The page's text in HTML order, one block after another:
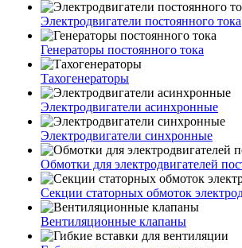
Электродвигатели постоянного тока
Генераторы постоянного тока
Тахогенераторы
Электродвигатели асинхронные
Электродвигатели синхронные
Обмотки для электродвигателей
Секции статорных обмоток
Вентиляционные клапаны